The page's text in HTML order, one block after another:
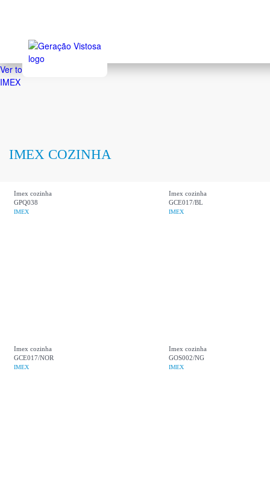
Ver todas as marcas
IMEX
IMEX COZINHA
Imex cozinha
GPQ038
IMEX
Imex cozinha
GCE017/BL
IMEX
Imex cozinha
GCE017/NOR
IMEX
Imex cozinha
GOS002/NG
IMEX